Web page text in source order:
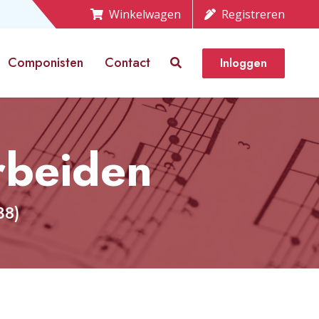
Winkelwagen Registreren
Componisten Contact Inloggen